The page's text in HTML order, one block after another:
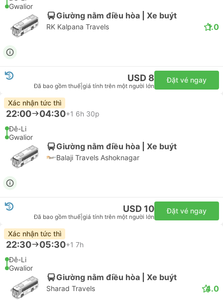
Gwalior
Giường nằm điều hòa | Xe buýt
RK Kalpana Travels 1.0
USD 8
Đã bao gồm thuế giá tính trên một người lớn
Đặt vé ngay
Xác nhận tức thì
22:00 04:30+1 6h 30p
Đê-Li
Gwalior
Giường nằm điều hòa | Xe buýt
Balaji Travels Ashoknagar
USD 10
Đã bao gồm thuế giá tính trên một người lớn
Đặt vé ngay
Xác nhận tức thì
22:30 05:30+1 7h
Đê-Li
Gwalior
Giường nằm điều hòa | Xe buýt
Sharad Travels 4.0